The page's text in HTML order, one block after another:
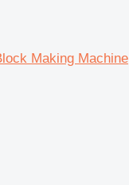
Making Machine